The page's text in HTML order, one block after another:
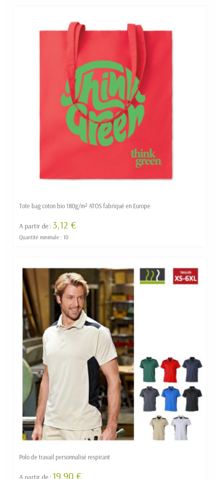
Tote bag coton bio 180g/m² ATOS fabriqué en Europe
A partir de : 3,12 €
Quantité minimale : 10
Polo de travail personnalisé respirant
A partir de : 19,90 €